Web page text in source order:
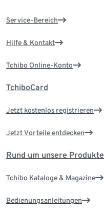
Service-Bereich
Hilfe & Kontakt
Tchibo Online-Konto
TchiboCard
Jetzt kostenlos registrieren
Jetzt Vorteile entdecken
Rund um unsere Produkte
Tchibo Kataloge & Magazine
Bedienungsanleitungen